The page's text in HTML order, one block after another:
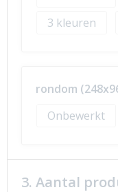
3
rondom
Onbewerkt
3. Aantal